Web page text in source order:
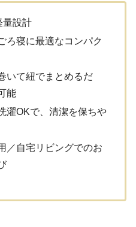
量設計
ろ寝に最適なコンパク
いて紐でまとめるだ
能
濯OKで、清潔を保ちや
／自宅リビングでのお